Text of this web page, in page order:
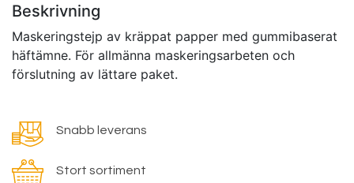
Beskrivning
Maskeringstejp av kräppat papper med gummibaserat
häftämne. För allmänna maskeringsarbeten och
förslutning av lättare paket.
Snabb leverans
Stort sortiment